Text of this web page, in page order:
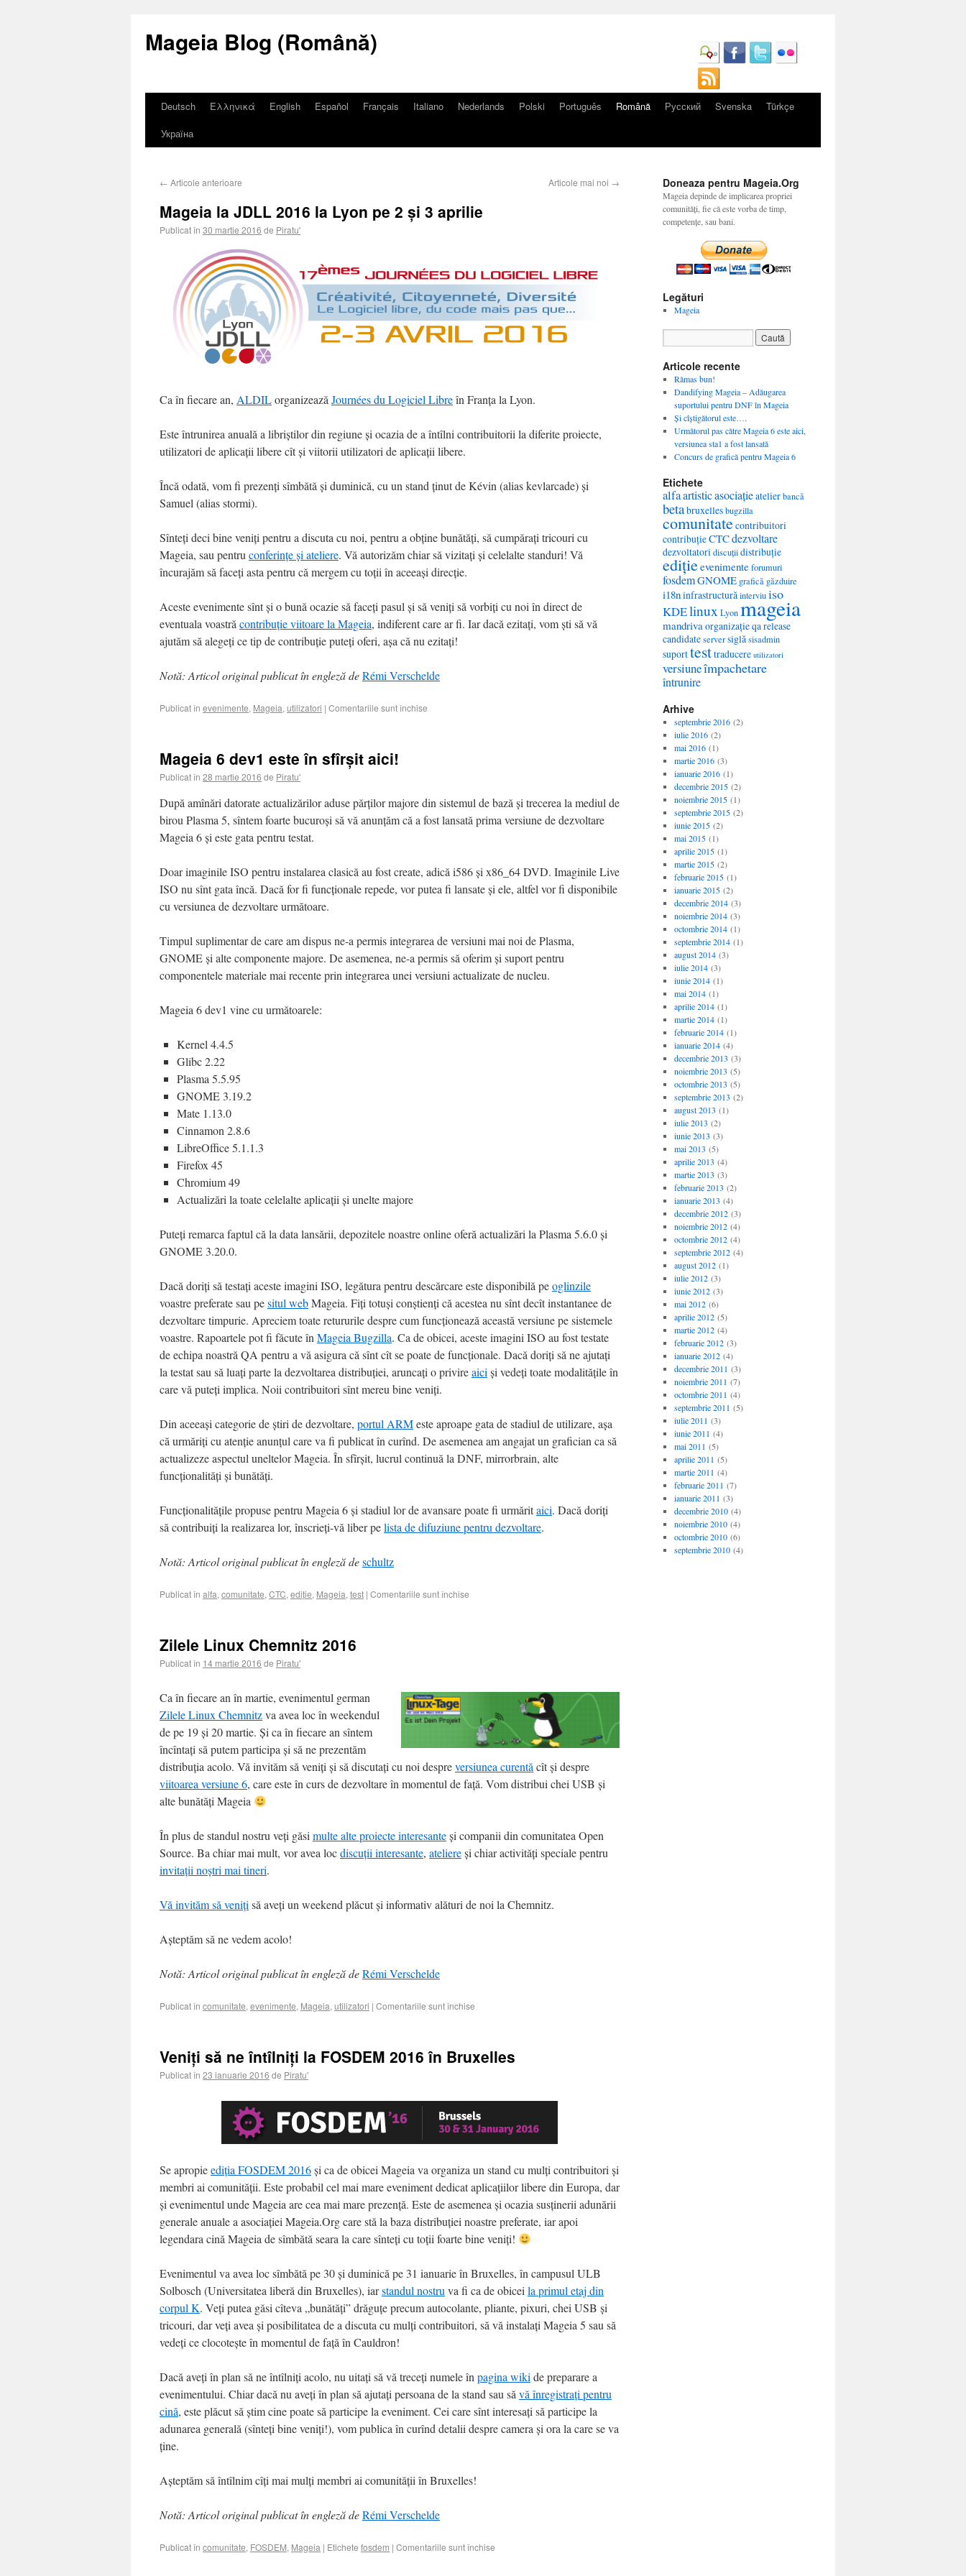
Mageia Blog (Română)
Deutsch Ελληνικά English Español Français Italiano Nederlands Polski Português Română Русский Svenska
Türkçe
Україна
← Articole anterioare Articole mai noi →
Mageia la JDLL 2016 la Lyon pe 2 și 3 aprilie
Publicat în 30 martie 2016 de Piratu'
Ca în fiecare an, ALDILorganizează Journées du Logiciel Libreîn Franța la Lyon.
Este întrunirea anuală a libriștilor din regiune și ocazia de a întîlni contribuitorii la diferite proiecte,
utilizatori de aplicații libere cît și viitorii utilizatori de aplicații libere.
Încă odată, vom fi prezenți sîmbătă și duminică, cu un stand ținut de Kévin (alias kevlarcade) și
Samuel (alias stormi).
Sînteți deci bine veniți pentru a discuta cu noi, pentru a obține bunătăți, să cumpărați tricouri cu
Mageia, sau pentru conferințe și ateliere. Vă autorizăm chiar să vizitați și celelalte standuri! Vă
încurajăm să faceți asta pentru că mergem cu toții în aceeași direcție.
Aceste evenimente sînt și o bună ocazie să faceți pasul și să veniți să vorbiți cu noi în direct de
eventuala voastră contribuție viitoare la Mageia, indiferent care ar fi. Iar dacă ezitați, vom ști să vă
ajutăm să alegeți ce tip de contribuție puteți oferi, așa că nu ezitați!
Notă: Articol original publicat în engleză deRémi Verschelde
Publicat în evenimente, Mageia, utilizatori | Comentariile sunt închise
Mageia 6 dev1 este în sfîrșit aici!
Publicat în 28 martie 2016 de Piratu'
După amînări datorate actualizărilor aduse părților majore din sistemul de bază și trecerea la mediul de
birou Plasma 5, sîntem foarte bucuroși să vă anunțăm că a fost lansată prima versiune de dezvoltare
Mageia 6 și este gata pentru testat.
Doar imaginile ISO pentru instalarea clasică au fost create, adică i586 și x86_64 DVD. Imaginile Live
ISO nu sînt gata încă. Dacă for fi funcționale repede, vor putea fi lansate și ele, altfel vor fi disponibile
cu versiunea de dezvoltare următoare.
Timpul suplimentar de care am dispus ne-a permis integrarea de versiuni mai noi de Plasma,
GNOME și alte componente majore. De asemenea, ne-a permis să oferim și suport pentru
componentele materiale mai recente prin integrarea unei versiuni actualizate de nucleu.
Mageia 6 dev1 vine cu următoarele:
Kernel 4.4.5
Glibc 2.22
Plasma 5.5.95
GNOME 3.19.2
Mate 1.13.0
Cinnamon 2.8.6
LibreOffice 5.1.1.3
Firefox 45
Chromium 49
Actualizări la toate celelalte aplicații și unelte majore
Puteți remarca faptul că la data lansării, depozitele noastre online oferă actualizări la Plasma 5.6.0 și
GNOME 3.20.0.
Dacă doriți să testați aceste imagini ISO, legătura pentru descărcare este disponibilă peoglinzile
voastre preferate sau pesitul webMageia. Fiți totuși conștienți că acestea nu sînt decît instantanee de
dezvoltare timpurie. Apreciem toate retururile despre cum funcționează această versiune pe sistemele
voastre. Rapoartele pot fi făcute în Mageia Bugzilla. Ca de obicei, aceste imagini ISO au fost testate
de echipa noastră QA pentru a vă asigura că sînt cît se poate de funcționale. Dacă doriți să ne ajutați
la testat sau să luați parte la dezvoltarea distribuției, aruncați o privireaici și vedeți toate modalitățile în
care vă puteți implica. Noii contribuitori sînt mereu bine veniți.
Din aceeași categorie de știri de dezvoltare, portul ARMeste aproape gata de stadiul de utilizare, așa
că urmăriți cu atenție anunțul care va fi publicat în curînd. De asemenea am angajat un grafician ca să
actualizeze aspectul uneltelor Mageia. În sfîrșit, lucrul continuă la DNF, mirrorbrain, alte
funcționalități și bunătăți.
Funcționalitățile propuse pentru Mageia 6 și stadiul lor de avansare poate fi urmăritaici. Dacă doriți
să contribuiți la realizarea lor, înscrieți-vă liber pelista de difuziune pentru dezvoltare.
Notă: Articol original publicat în engleză deschultz
Publicat în alfa, comunitate, CTC, ediție, Mageia, test | Comentariile sunt închise
Zilele Linux Chemnitz 2016
Publicat în 14 martie 2016 de Piratu'
Ca în fiecare an în martie, evenimentul german
Zilele Linux Chemnitzva avea loc în weekendul
de pe 19 și 20 martie. Și ca în fiecare an sîntem
încîntați să putem participa și să ne prezentăm
distribuția acolo. Vă invităm să veniți și să discutați cu noi despreversiunea curentă cît și despre
viitoarea versiune 6, care este în curs de dezvoltare în momentul de față. Vom distribui chei USB și
alte bunătăți Mageia
În plus de standul nostru veți găsi multe alte proiecte interesanteși companii din comunitatea Open
Source. Ba chiar mai mult, vor avea locdiscuții interesante, ateliereși chiar activități speciale pentru
invitații noștri mai tineri.
Vă invităm să veniți să aveți un weekend plăcut și informativ alături de noi la Chemnitz.
Așteptăm să ne vedem acolo!
Notă: Articol original publicat în engleză deRémi Verschelde
Publicat în comunitate, evenimente, Mageia, utilizatori | Comentariile sunt închise
Veniți să ne întîlniți la FOSDEM 2016 în Bruxelles
Publicat în 23 ianuarie 2016 de Piratu'
Se apropieediția FOSDEM 2016și ca de obicei Mageia va organiza un stand cu mulți contribuitori și
membri ai comunității. Este probabil cel mai mare eveniment dedicat aplicațiilor libere din Europa, dar
și evenimentul unde Mageia are cea mai mare prezență. Este de asemenea și ocazia susținerii adunării
generale anuale a asociației Mageia.Org care stă la baza distribuției noastre preferate, iar apoi
legendara cină Mageia de sîmbătă seara la care sînteți cu toții foarte bine veniți!
Evenimentul va avea loc sîmbătă pe 30 și duminică pe 31 ianuarie în Bruxelles, în campusul ULB
Solbosch (Universitatea liberă din Bruxelles), iarstandul nostru va fi ca de obicei la primul etaj din
corpul K. Veți putea găsi cîteva „bunătăți” drăguțe precum autocolante, pliante, pixuri, chei USB și
tricouri, dar veți avea și posibilitatea de a discuta cu mulți contribuitori, să vă instalați Mageia 5 sau să
vedeți ce clocotește în momentul de față în Cauldron!
Dacă aveți în plan să ne întîlniți acolo, nu uitați să vă treceți numele în pagina wiki de preparare a
evenimentului. Chiar dacă nu aveți în plan să ajutați persoana de la stand sau să vă înregistrați pentru
cină, este plăcut să știm cine poate să participe la eveniment. Cei care sînt interesați să participe la
adunarea generală (sînteți bine veniți!), vom publica în curînd detalii despre camera și ora la care se va
ține.
Așteptăm să întîlnim cîți mai mulți membri ai comunității în Bruxelles!
Notă: Articol original publicat în engleză deRémi Verschelde
Publicat în comunitate, FOSDEM, Mageia | Etichete fosdem | Comentariile sunt închise
Doneaza pentru Mageia.Org
Mageia depinde de implicarea propriei
comunități, fie că este vorba de timp,
competențe, sau bani.
Legături
Mageia
Articole recente
Rămas bun!
Dandifying Mageia – Adăugarea
suportului pentru DNF în Mageia
Și cîștigătorul este….
Următorul pas către Mageia 6 este aici,
versiunea sta1 a fost lansată
Concurs de grafică pentru Mageia 6
Etichete
alfaartisticasociațieatelierbancă
betabruxellesbugzilla
comunitatecontribuitori
contribuțieCTCdezvoltare
dezvoltatoridiscuțiidistribuție
edițieevenimenteforumuri
fosdemGNOME grafică găzduire
i18ninfrastructurăinterviuiso
KDElinux Lyonmageia
mandrivaorganizațieqarelease
candidateserversiglăsisadmin
suporttesttraducere utilizatori
versiuneîmpachetare
întrunire
Arhive
septembrie 2016(2)
iulie 2016(2)
mai 2016(1)
martie 2016(3)
ianuarie 2016(1)
decembrie 2015(2)
noiembrie 2015(1)
septembrie 2015(2)
iunie 2015(2)
mai 2015(1)
aprilie 2015(1)
martie 2015(2)
februarie 2015(1)
ianuarie 2015(2)
decembrie 2014(3)
noiembrie 2014(3)
octombrie 2014(1)
septembrie 2014(1)
august 2014(3)
iulie 2014(3)
iunie 2014(1)
mai 2014(1)
aprilie 2014(1)
martie 2014(1)
februarie 2014(1)
ianuarie 2014(4)
decembrie 2013 (3)
noiembrie 2013 (5)
octombrie 2013 (5)
septembrie 2013 (2)
august 2013 (1)
iulie 2013 (2)
iunie 2013 (3)
mai 2013 (5)
aprilie 2013 (4)
martie 2013 (3)
februarie 2013 (2)
ianuarie 2013 (4)
decembrie 2012(3)
noiembrie 2012(4)
octombrie 2012(4)
septembrie 2012(4)
august 2012(1)
iulie 2012(3)
iunie 2012(3)
mai 2012(6)
aprilie 2012(5)
martie 2012(4)
februarie 2012(3)
ianuarie 2012(4)
decembrie 2011 (3)
noiembrie 2011 (7)
octombrie 2011 (4)
septembrie 2011 (5)
iulie 2011 (3)
iunie 2011 (4)
mai 2011 (5)
aprilie 2011 (5)
martie 2011 (4)
februarie 2011 (7)
ianuarie 2011 (3)
decembrie 2010(4)
noiembrie 2010(4)
octombrie 2010(6)
septembrie 2010(4)